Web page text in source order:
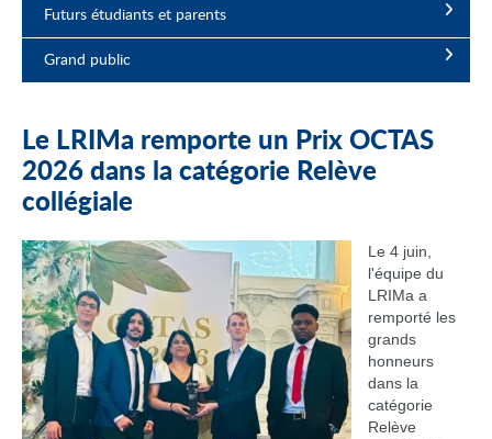
Futurs étudiants et parents
Grand public
Le LRIMa remporte un Prix OCTAS
2026 dans la catégorie Relève
collégiale
Le 4 juin,
l'équipe du
LRIMa a
remporté les
grands
honneurs
dans la
catégorie
Relève